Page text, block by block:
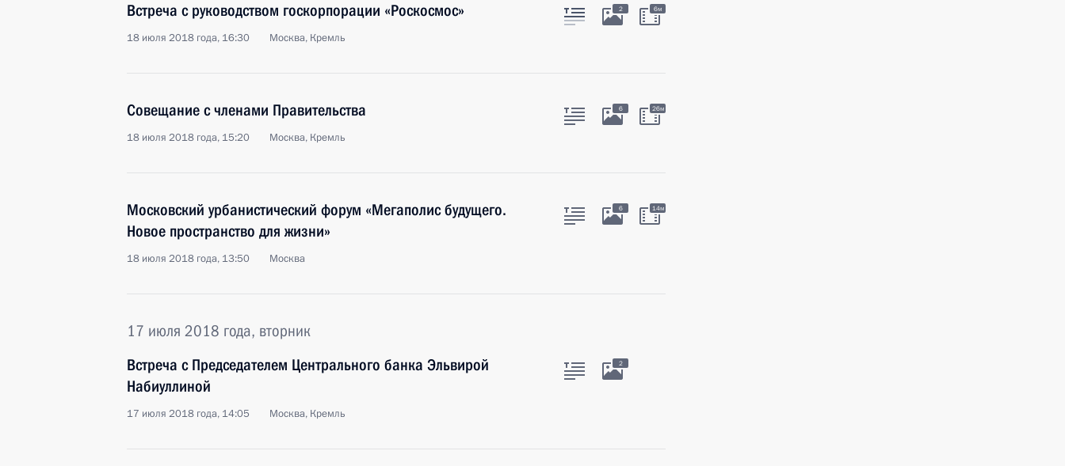
Встреча с руководством госкорпорации «Роскосмос»
18 июля 2018 года, 16:30 Москва, Кремль
2 6м
Совещание с членами Правительства
18 июля 2018 года, 15:20 Москва, Кремль
6 26м
Московский урбанистический форум «Мегаполис будущего.
Новое пространство для жизни»
18 июля 2018 года, 13:50 Москва
6 14м
17 июля 2018 года, вторник
Встреча с Председателем Центрального банка Эльвирой
Набиуллиной
17 июля 2018 года, 14:05 Москва, Кремль
2